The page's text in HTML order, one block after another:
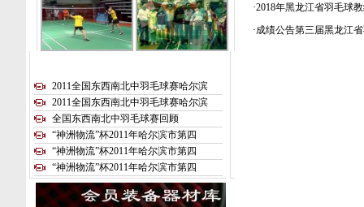
2011全国东西南北中羽毛球赛哈尔滨
2011全国东西南北中羽毛球赛哈尔滨
全国东西南北中羽毛球赛回顾
“神洲物流”杯2011年哈尔滨市第四
“神洲物流”杯2011年哈尔滨市第四
“神洲物流”杯2011年哈尔滨市第四
·2018年黑龙江省羽毛球
·成绩公告第三届黑龙江